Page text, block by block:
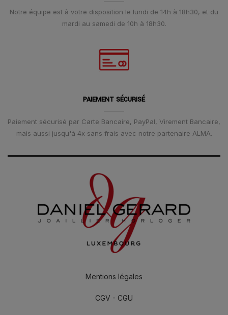
Notre équipe est à votre disposition le lundi de 14h à 18h30, et du
mardi au samedi de 10h à 18h30.
PAIEMENT SÉCURISÉ
Paiement sécurisé par Carte Bancaire, PayPal, Virement Bancaire,
mais aussi jusqu'à 4x sans frais avec notre partenaire ALMA.
Mentions légales
CGV - CGU